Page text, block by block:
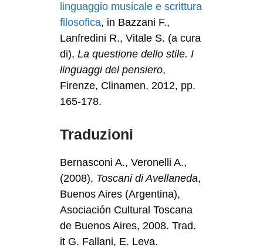
linguaggio musicale e scrittura
filosofica, in Bazzani F.,
Lanfredini R., Vitale S. (a cura
di),La questione dello stile. I
linguaggi del pensiero,
Firenze, Clinamen, 2012, pp.
165-178.
Traduzioni
Bernasconi A., Veronelli A.,
(2008), Toscani di Avellaneda,
Buenos Aires (Argentina),
Asociación Cultural Toscana
de Buenos Aires, 2008. Trad.
it G. Fallani, E. Leva.